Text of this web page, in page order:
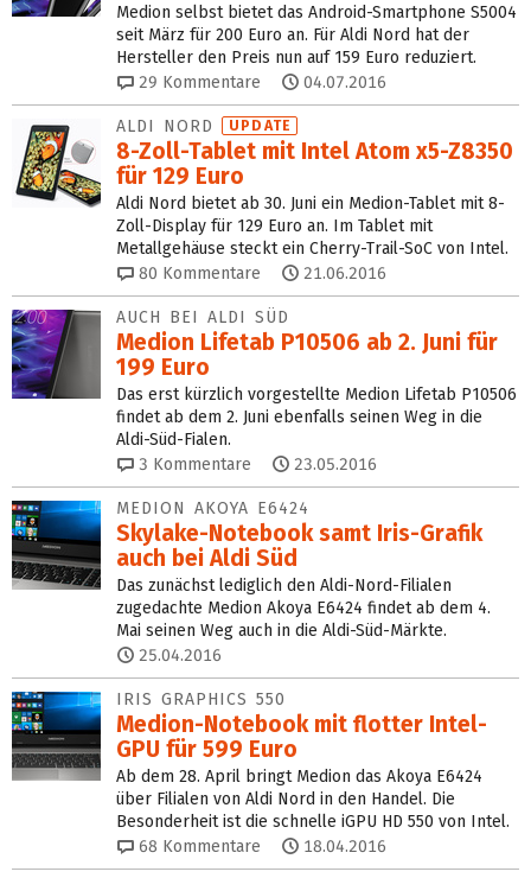
Medion selbst bietet das Android-Smartphone S5004
seit März für 200 Euro an. Für Aldi Nord hat der
Hersteller den Preis nun auf 159 Euro reduziert.
29 Kommentare 04.07.2016
ALDI NORD UPDATE
8-Zoll-Tablet mit Intel Atom x5-Z8350
für 129 Euro
Aldi Nord bietet ab 30. Juni ein Medion-Tablet mit 8-
Zoll-Display für 129 Euro an. Im Tablet mit
Metallgehäuse steckt ein Cherry-Trail-SoC von Intel.
80 Kommentare 21.06.2016
AUCH BEI ALDI SÜD
Medion Lifetab P10506 ab 2. Juni für
199 Euro
Das erst kürzlich vorgestellte Medion Lifetab P10506
findet ab dem 2. Juni ebenfalls seinen Weg in die
Aldi-Süd-Fialen.
3 Kommentare 23.05.2016
MEDION AKOYA E6424
Skylake-Notebook samt Iris-Grafik
auch bei Aldi Süd
Das zunächst lediglich den Aldi-Nord-Filialen
zugedachte Medion Akoya E6424 findet ab dem 4.
Mai seinen Weg auch in die Aldi-Süd-Märkte.
25.04.2016
IRIS GRAPHICS 550
Medion-Notebook mit flotter Intel-
GPU für 599 Euro
Ab dem 28. April bringt Medion das Akoya E6424
über Filialen von Aldi Nord in den Handel. Die
Besonderheit ist die schnelle iGPU HD 550 von Intel.
68 Kommentare 18.04.2016